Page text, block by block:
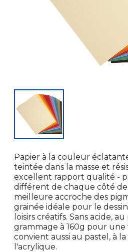
Papier à la couleur
teintée dans la masse et
excellent rapport qualité -
différent de chaque côté
meilleure accroche des
grainée idéale pour le
loisirs créatifs. Sans acide,
grammage à 160g pour une
convient aussi au pastel, à
l'acrylique.